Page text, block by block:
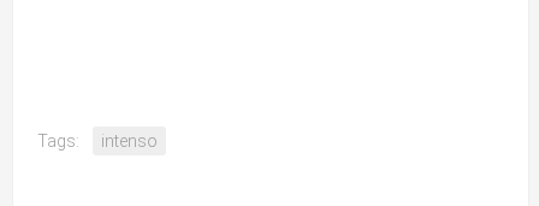
Tags: intenso